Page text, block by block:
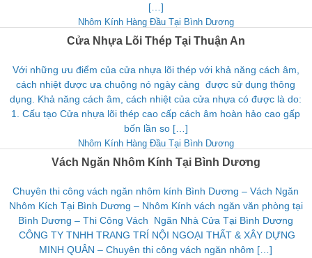
[…]
Nhôm Kính Hàng Đầu Tại Bình Dương
Cửa Nhựa Lõi Thép Tại Thuận An
Với những ưu điểm của cửa nhựa lõi thép với khả năng cách âm,
cách nhiệt được ưa chuộng nó ngày càng được sử dụng thông
dụng. Khả năng cách âm, cách nhiệt của cửa nhựa có được là do:
1. Cấu tạo Cửa nhựa lõi thép cao cấp cách âm hoàn hảo cao gấp
bốn lần so […]
Nhôm Kính Hàng Đầu Tại Bình Dương
Vách Ngăn Nhôm Kính Tại Bình Dương
Chuyên thi công vách ngăn nhôm kính Bình Dương – Vách Ngăn
Nhôm Kích Tại Bình Dương – Nhôm Kính vách ngăn văn phòng tại
Bình Dương – Thi Công Vách Ngăn Nhà Cửa Tại Bình Dương
CÔNG TY TNHH TRANG TRÍ NỘI NGOẠI THẤT & XÂY DỰNG
MINH QUÂN – Chuyên thi công vách ngăn nhôm […]